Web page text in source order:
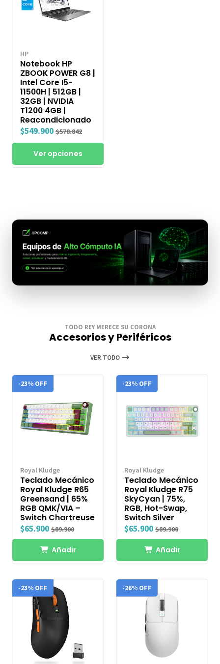
HP
Notebook HP
ZBOOK POWER G8 |
Intel Core I5-
11500H | 512GB |
32GB | NVIDIA
T1200 4GB |
Reacondicionado
$549.900 $578.842
Ver opciones
TODO REY MERECE SU CORONA
Accesorios y Periféricos
VER TODO
-23% OFF
Royal Kludge
Teclado Mecánico
Royal Kludge R65
Greensand | 65%
RGB QMK/VIA –
Switch Chartreuse
$65.900 $89.900
Añadir
-23% OFF
Royal Kludge
Teclado Mecánico
Royal Kludge R75
SkyCyan | 75%,
RGB, Hot-Swap,
Switch Silver
$65.900 $89.900
Añadir
-23% OFF -26% OFF